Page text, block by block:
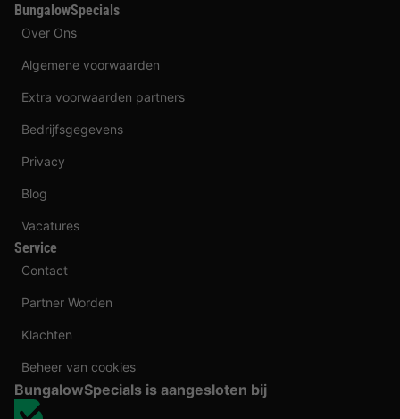
BungalowSpecials
Over Ons
Algemene voorwaarden
Extra voorwaarden partners
Bedrijfsgegevens
Privacy
Blog
Vacatures
Service
Contact
Partner Worden
Klachten
Beheer van cookies
BungalowSpecials is aangesloten bij